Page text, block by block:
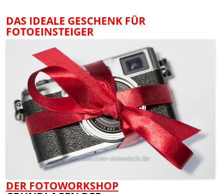
DAS IDEALE GESCHENK FÜR
FOTOEINSTEIGER
DER FOTOWORKSHOP